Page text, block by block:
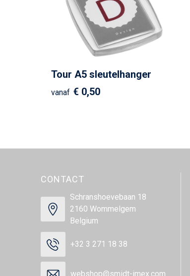
Tour A5 sleutelhanger
vanaf € 0,50
CONTACT
Schranshoevebaan 18
2160 Wommelgem
Belgium
+32 3 271 18 38
webshop@smidt-imex.com